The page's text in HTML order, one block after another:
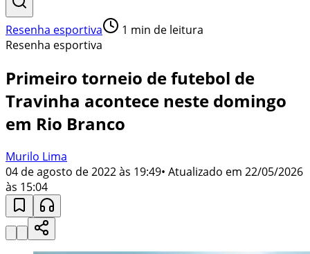
Resenha esportiva 1 min de leitura
Resenha esportiva
Primeiro torneio de futebol de
Travinha acontece neste domingo
em Rio Branco
Murilo Lima
04 de agosto de 2022 às 19:49• Atualizado em 22/05/2026
às 15:04